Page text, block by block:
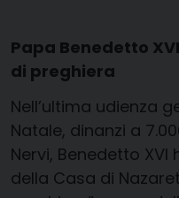
Papa Benedetto
di preghiera
Nell’ultima udienza
Natale, dinanzi a
Nervi, Benedetto
della Casa di